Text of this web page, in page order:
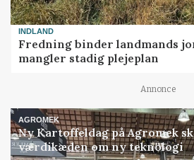
INDLAND
Fredning binder landmands
mangler stadig plejeplan
Annonce
AGROMEK
Ny Kartoffeldag på Agromek
værdikæden om ny teknologi